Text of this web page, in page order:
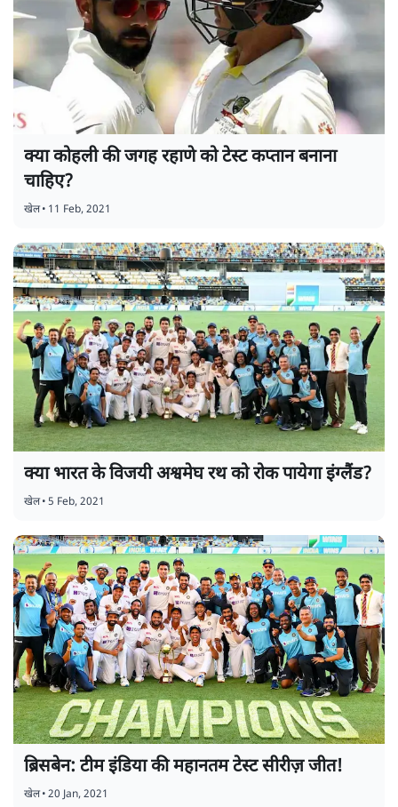
क्या कोहली की जगह रहाणे को टेस्ट कप्तान बनाना
चाहिए?
खेल• 11 Feb, 2021
क्या भारत के विजयी अश्वमेघ रथ को रोक पायेगा इंग्लैंड?
खेल•5 Feb, 2021
ब्रिसबेन: टीम इंडिया की महानतम टेस्ट सीरीज़ जीत!
खेल•20 Jan, 2021